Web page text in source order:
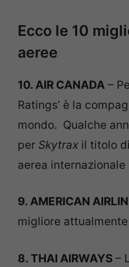
Ecco le 10
aeree
10. AIR CANADA –
Ratings’ è la
mondo. Qualche
per Skytrax il titolo
aerea
9. AMERICAN
migliore
8. THAI AIRWAYS –